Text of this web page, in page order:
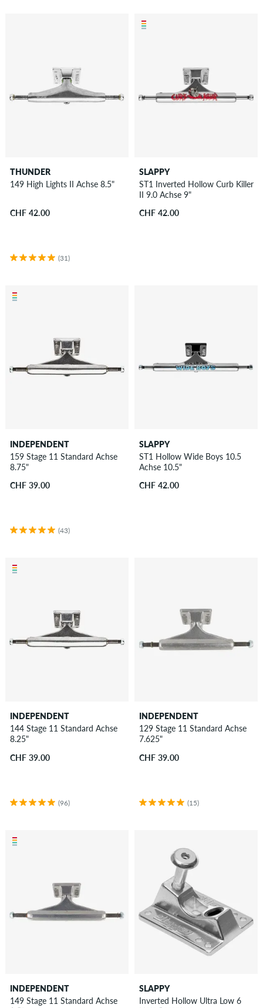
THUNDER
149 High Lights II Achse 8.5"
CHF 42.00
(31)
SLAPPY
ST1 Inverted Hollow Curb Killer
II 9.0 Achse 9"
CHF 42.00
INDEPENDENT
159 Stage 11 Standard Achse
8.75"
CHF 39.00
(43)
SLAPPY
ST1 Hollow Wide Boys 10.5
Achse 10.5"
CHF 42.00
INDEPENDENT
144 Stage 11 Standard Achse
8.25"
CHF 39.00
(96)
INDEPENDENT
129 Stage 11 Standard Achse
7.625"
CHF 39.00
(15)
INDEPENDENT
149 Stage 11 Standard Achse
SLAPPY
Inverted Hollow Ultra Low 6